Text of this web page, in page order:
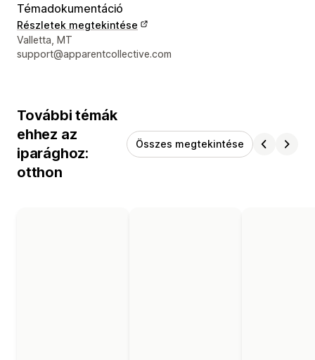
Témadokumentáció
Részletek megtekintése
Dizájner kapcsolattartási adatai
Valletta, MT
support@apparentcollective.com
További témák
ehhez az
iparághoz:
otthon
Összes megtekintése